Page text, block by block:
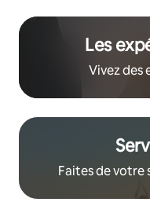
Les
Vivez des
Faites de votre